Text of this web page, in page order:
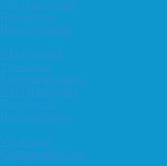
KM i hurtigsjakk
Høst-konrad
Høstturneringen
KM i lynsjakk
Vår-konrad
Klubbmesterskapet
KM i Hurtigsjakk
Høst-konrad
Høstturneringen
Vår-konrad
Klubbmesterskapet